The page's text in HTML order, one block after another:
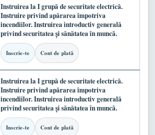
Instruirea la I grupă de securitate electrică.
Instruire privind apărarea împotriva
incendiilor. Instruirea introductiv generală
privind securitatea și sănătatea în muncă.
Inscrie-te Cont de plată
Instruirea la I grupă de securitate electrică.
Instruire privind apărarea împotriva
incendiilor. Instruirea introductiv generală
privind securitatea și sănătatea în muncă.
Inscrie-te Cont de plată